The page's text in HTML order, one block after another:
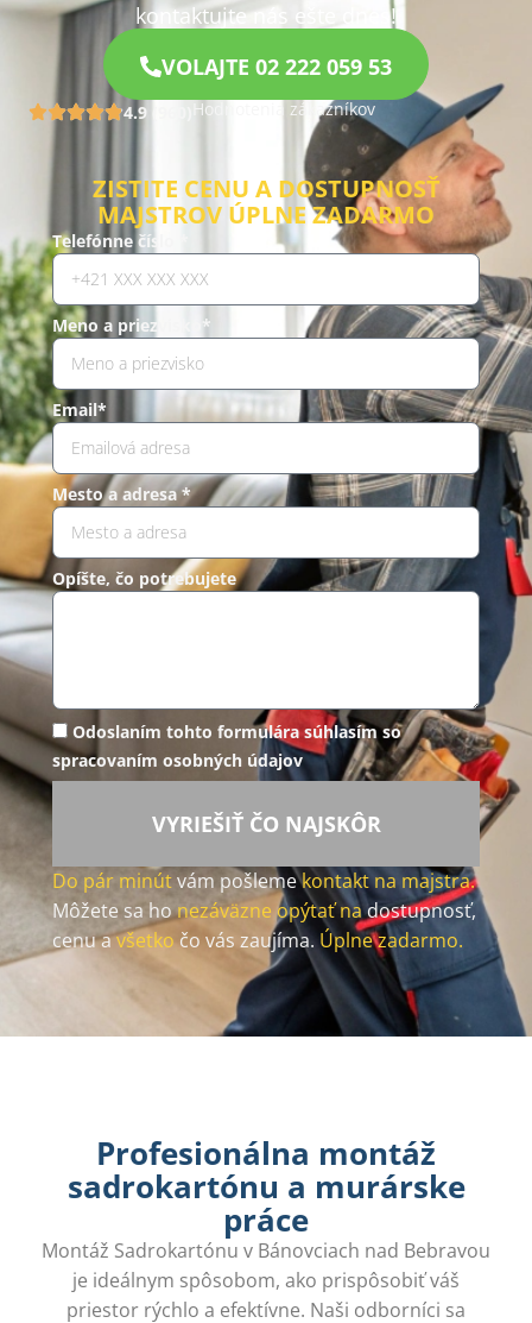
kontaktujte nás ešte dnes!
VOLAJTE 02 222 059 53
4.9 (960) Hodnotenia zákazníkov
ZISTITE CENU A DOSTUPNOSŤ
MAJSTROV ÚPLNE ZADARMO
Telefónne číslo *
Meno a priezvisko*
Email*
Mesto a adresa *
Opíšte, čo potrebujete
Odoslaním tohto formulára súhlasím so
spracovaním osobných údajov
VYRIEŠIŤ ČO NAJSKÔR
Do pár minútvám pošlemekontakt na majstra.
Môžete sa honezáväzne opýtať nadostupnosť,
cenu avšetko čo vás zaujíma.Úplne zadarmo.
Profesionálna montáž
sadrokartónu a murárske
práce
Montáž Sadrokartónu v Bánovciach nad Bebravou
je ideálnym spôsobom, ako prispôsobiť váš
priestor rýchlo a efektívne. Naši odborníci sa